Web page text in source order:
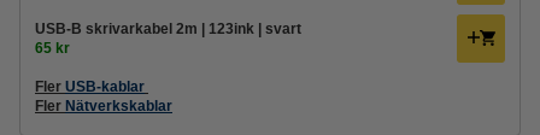
USB-B skrivarkabel 2m | 123ink | svart
65 kr
Fler USB-kablar
Fler Nätverkskablar